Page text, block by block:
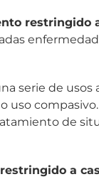
restringido
serie de usos
uso
de
a